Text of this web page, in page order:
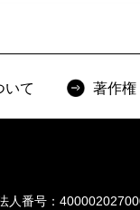
いて 著作権
人番号：